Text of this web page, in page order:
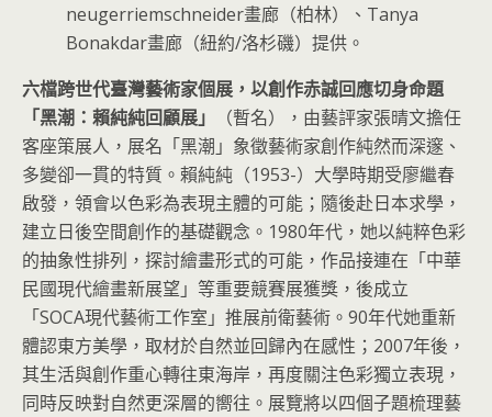
neugerriemschneider畫廊（柏林）、Tanya
Bonakdar畫廊（紐約/洛杉磯）提供。
六檔跨世代臺灣藝術家個展，以創作赤誠回應切身命題
「黑潮：賴純純回顧展」
（暫名），由藝評家張晴文擔任
客座策展人，展名「黑潮」象徵藝術家創作純然而深邃、
多變卻一貫的特質。賴純純（1953-）大學時期受廖繼春
啟發，領會以色彩為表現主體的可能；隨後赴日本求學，
建立日後空間創作的基礎觀念。1980年代，她以純粹色彩
的抽象性排列，探討繪畫形式的可能，作品接連在「中華
民國現代繪畫新展望」等重要競賽展獲獎，後成立
「SOCA現代藝術工作室」推展前衛藝術。90年代她重新
體認東方美學，取材於自然並回歸內在感性；2007年後，
其生活與創作重心轉往東海岸，再度關注色彩獨立表現，
同時反映對自然更深層的嚮往。展覽將以四個子題梳理藝